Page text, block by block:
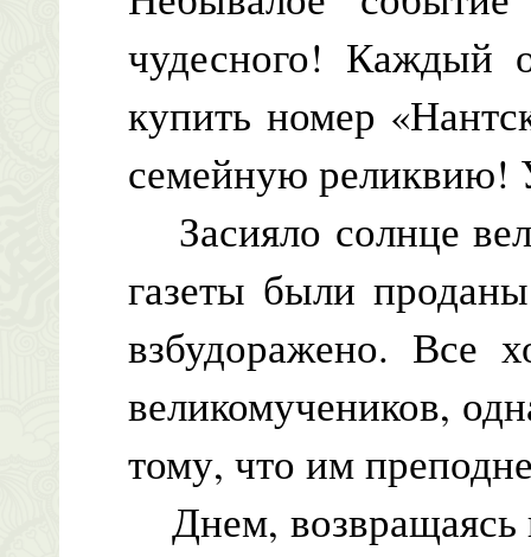
чудесного! Каждый
купить номер
семейную реликвию!
Засияло солнце
газеты были
взбудоражено. Все
великомучеников,
тому, что им
Днем, возвращаясь